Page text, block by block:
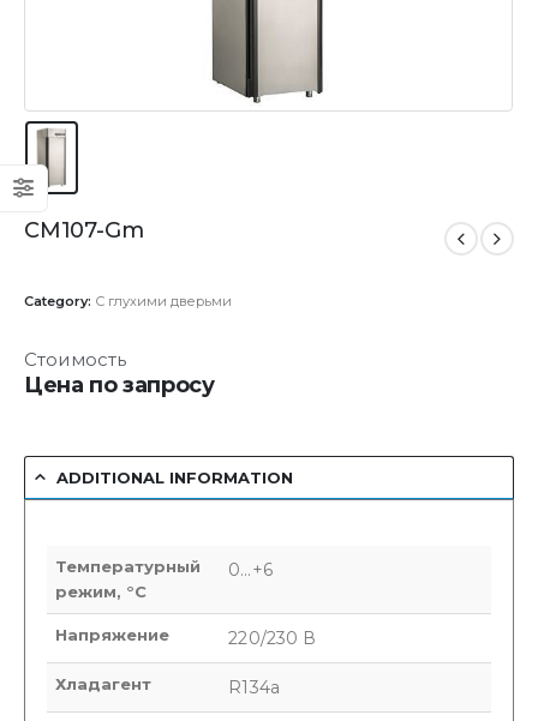
CM107-Gm
Category: С глухими дверьми
Стоимость
Цена по запросу
ADDITIONAL INFORMATION
Температурный
режим, °C
0…+6
Напряжение 220/230 В
Хладагент R134a